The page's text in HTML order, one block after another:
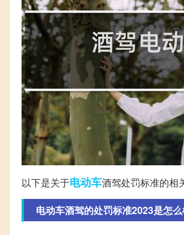
以下是关于电动车酒驾处罚标准的相
电动车酒驾的处罚标准2023是怎